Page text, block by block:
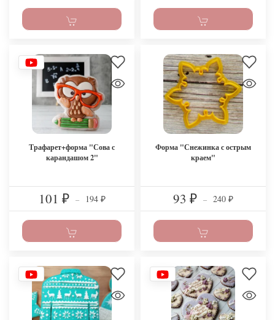
Трафарет+форма "Сова с
карандашом 2"
101 ₽ – 194 ₽
Форма "Снежинка с острым
краем"
93 ₽ – 240 ₽